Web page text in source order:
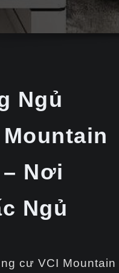
Ngủ
Nơi
Ngủ
cư VCI Mountain